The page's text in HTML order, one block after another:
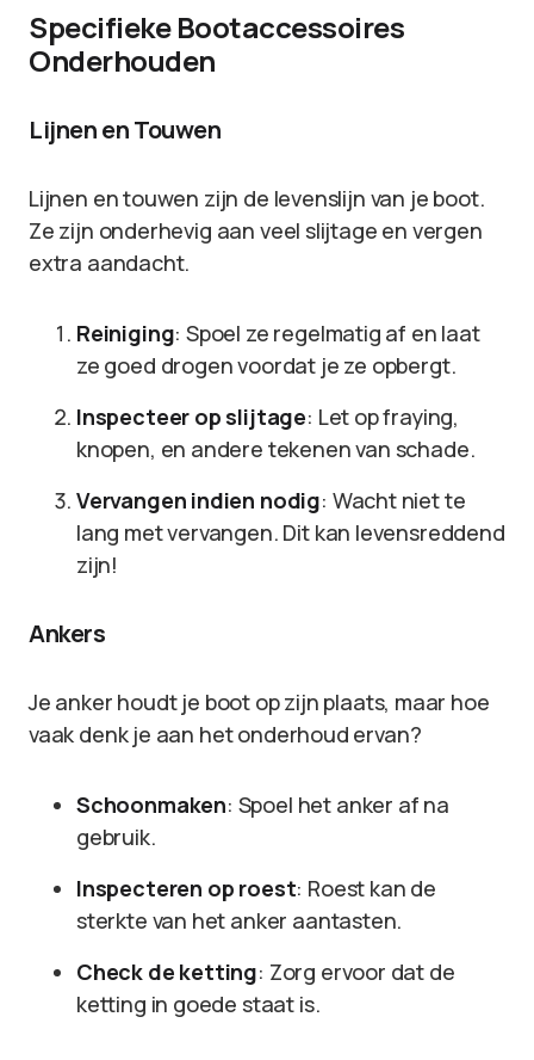
Specifieke Bootaccessoires
Onderhouden
Lijnen en Touwen
Lijnen en touwen zijn de levenslijn van je boot.
Ze zijn onderhevig aan veel slijtage en vergen
extra aandacht.
Reiniging: Spoel ze regelmatig af en laat
ze goed drogen voordat je ze opbergt.
Inspecteer op slijtage: Let op fraying,
knopen, en andere tekenen van schade.
Vervangen indien nodig: Wacht niet te
lang met vervangen. Dit kan levensreddend
zijn!
Ankers
Je anker houdt je boot op zijn plaats, maar hoe
vaak denk je aan het onderhoud ervan?
Schoonmaken: Spoel het anker af na
gebruik.
Inspecteren op roest: Roest kan de
sterkte van het anker aantasten.
Check de ketting: Zorg ervoor dat de
ketting in goede staat is.